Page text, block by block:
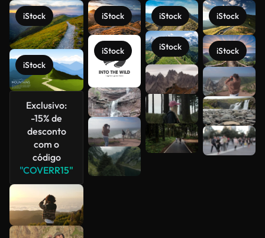
iStock
iStock
Exclusivo:
-15% de
desconto
com o
código
"COVERR15"
iStock
iStock
iStock
iStock
iStock
iStock
Veja mais